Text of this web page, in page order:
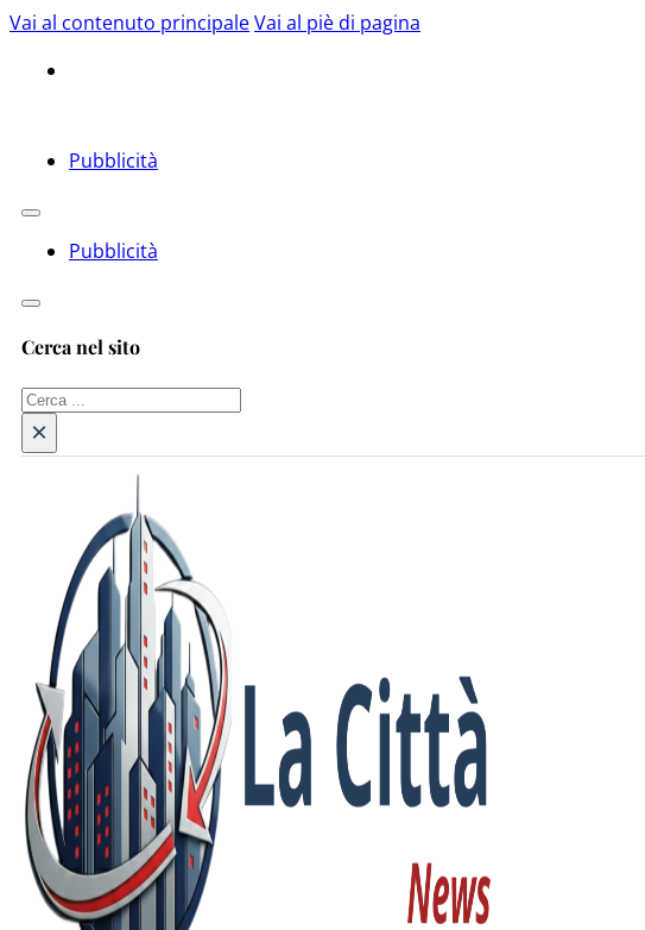
Vai al contenuto principaleVai al piè di pagina
Pubblicità
Pubblicità
Cerca nel sito
Cerca
×